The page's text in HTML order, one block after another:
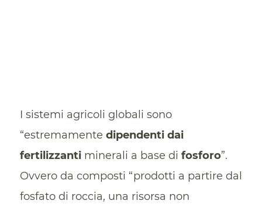
I sistemi agricoli globali sono
“estremamente dipendenti dai
fertilizzantiminerali a base di fosforo”.
Ovvero da composti “prodotti a partire dal
fosfato di roccia, una risorsa non